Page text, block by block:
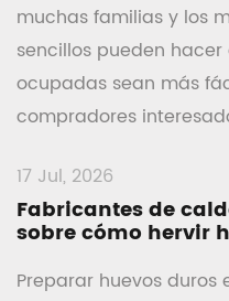
muchas familias y los
sencillos pueden
ocupadas sean más
compradores
17 Jul, 2026
Fabricantes de
sobre cómo hervir
Preparar huevos